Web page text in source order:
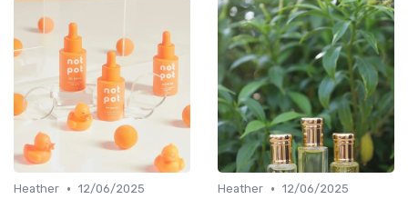
Heather • 12/06/2025
Heather • 12/06/2025